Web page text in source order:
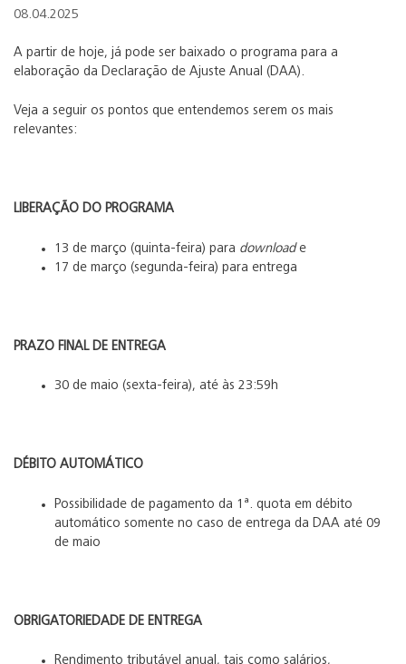
08.04.2025
A partir de hoje, já pode ser baixado o programa para a
elaboração da Declaração de Ajuste Anual (DAA).
Veja a seguir os pontos que entendemos serem os mais
relevantes:
LIBERAÇÃO DO PROGRAMA
13 de março (quinta-feira) para download e
17 de março (segunda-feira) para entrega
PRAZO FINAL DE ENTREGA
30 de maio (sexta-feira), até às 23:59h
DÉBITO AUTOMÁTICO
Possibilidade de pagamento da 1ª. quota em débito
automático somente no caso de entrega da DAA até 09
de maio
OBRIGATORIEDADE DE ENTREGA
Rendimento tributável anual, tais como salários,